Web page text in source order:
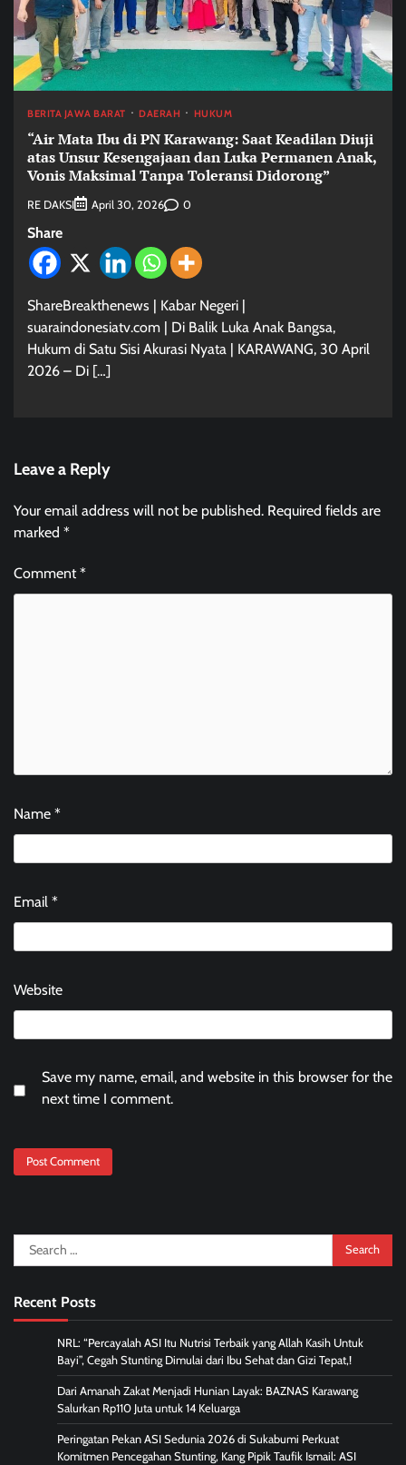
BERITA JAWA BARAT DAERAH HUKUM
“Air Mata Ibu di PN Karawang: Saat Keadilan Diuji
atas Unsur Kesengajaan dan Luka Permanen Anak,
Vonis Maksimal Tanpa Toleransi Didorong”
RE DAKSI April 30, 2026 0
Share
ShareBreakthenews | Kabar Negeri |
suaraindonesiatv.com | Di Balik Luka Anak Bangsa,
Hukum di Satu Sisi Akurasi Nyata | KARAWANG, 30 April
2026 – Di […]
Leave a Reply
Your email address will not be published. Required fields are
marked *
Comment*
Name *
Email *
Website
Save my name, email, and website in this browser for the
next time I comment.
Search
for:
Recent Posts
NRL: “Percayalah ASI Itu Nutrisi Terbaik yang Allah Kasih Untuk
Bayi”, Cegah Stunting Dimulai dari Ibu Sehat dan Gizi Tepat,!
Dari Amanah Zakat Menjadi Hunian Layak: BAZNAS Karawang
Salurkan Rp110 Juta untuk 14 Keluarga
Peringatan Pekan ASI Sedunia 2026 di Sukabumi Perkuat
Komitmen Pencegahan Stunting, Kang Pipik Taufik Ismail: ASI